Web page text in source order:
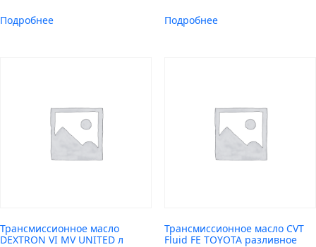
Подробнее Подробнее
Трансмиссионное масло
DEXTRON VI MV UNITED л
Трансмиссионное масло CVT
Fluid FE TOYOTA разливное